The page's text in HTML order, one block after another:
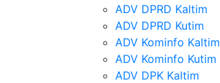
ADV DPRD Kaltim
ADV DPRD Kutim
ADV Kominfo Kaltim
ADV Kominfo Kutim
ADV DPK Kaltim